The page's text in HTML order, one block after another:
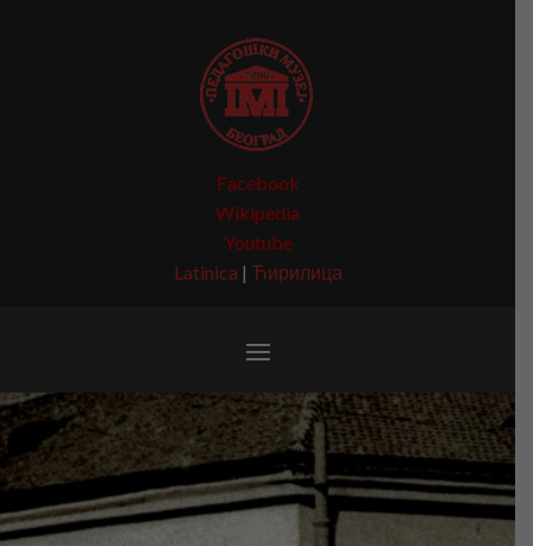
Facebook
Wikipedia
Youtube
Latinica | Ћирилица